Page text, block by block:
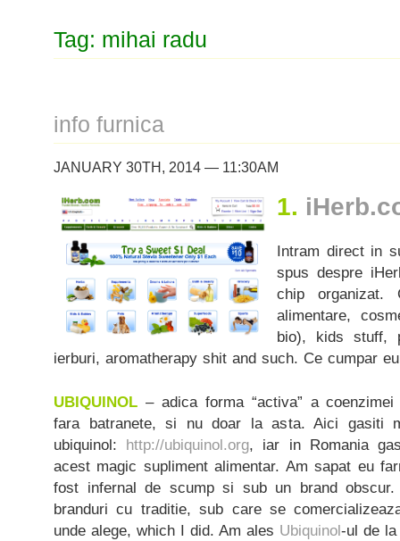
Tag: mihai radu
info furnica
JANUARY 30TH, 2014 — 11:30AM
1.
Intram direct in
spus despre
chip organizat.
alimentare,
bio), kids stuff,
ierburi, aromatherapy shit and such. Ce cumpar
UBIQUINOL – adica forma “activa” a
fara batranete, si nu doar la asta. Aici gasiti
ubiquinol: http://ubiquinol.org, iar in Romania
acest magic supliment alimentar. Am sapat eu
fost infernal de scump si sub un brand
branduri cu traditie, sub care se
unde alege, which I did. Am ales Ubiquinol-ul de